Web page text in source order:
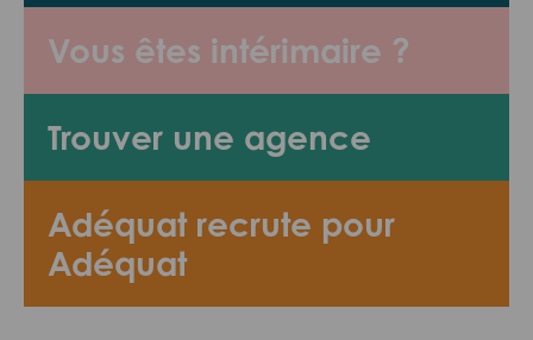
Vous êtes intérimaire ?
Trouver une agence
Adéquat recrute pour
Adéquat